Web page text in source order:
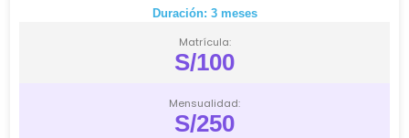
Duración: 3 meses
Matrícula:
S/100
Mensualidad:
S/250